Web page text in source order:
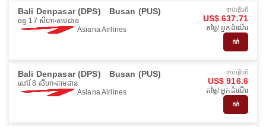
Bali Denpasar (DPS) Busan (PUS)
ចន្ទ 17 សីហា តាមដាន
Asiana Airlines
ចាប់ផ្ដើមពី
US$ 637.71
តម្លៃ/ អ្នកដំណើរ
កក់
Bali Denpasar (DPS) Busan (PUS)
សៅរ៍ 8 សីហា តាមដាន
Asiana Airlines
ចាប់ផ្ដើមពី
US$ 916.6
តម្លៃ/ អ្នកដំណើរ
កក់